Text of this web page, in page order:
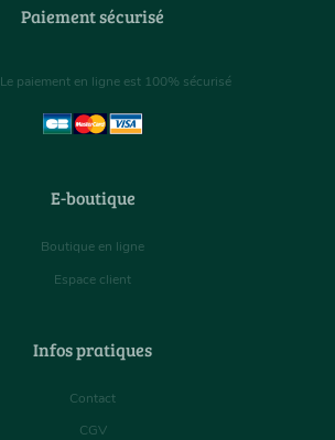
Paiement sécurisé
Le paiement en ligne est 100% sécurisé
E-boutique
Boutique en ligne
Espace client
Infos pratiques
Contact
CGV